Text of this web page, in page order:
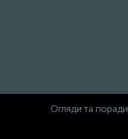
Огляди та поради